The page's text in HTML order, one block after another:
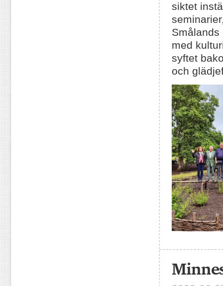
siktet
Smålands
med
syftet
och